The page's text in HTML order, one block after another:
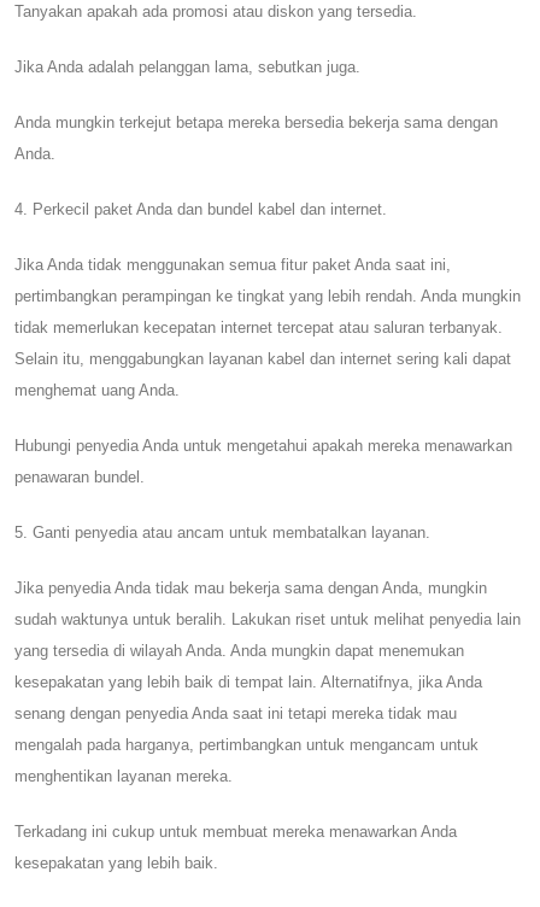
Tanyakan apakah ada promosi atau diskon yang tersedia.
Jika Anda adalah pelanggan lama, sebutkan juga.
Anda mungkin terkejut betapa mereka bersedia bekerja sama dengan
Anda.
4. Perkecil paket Anda dan bundel kabel dan internet.
Jika Anda tidak menggunakan semua fitur paket Anda saat ini,
pertimbangkan perampingan ke tingkat yang lebih rendah. Anda mungkin
tidak memerlukan kecepatan internet tercepat atau saluran terbanyak.
Selain itu, menggabungkan layanan kabel dan internet sering kali dapat
menghemat uang Anda.
Hubungi penyedia Anda untuk mengetahui apakah mereka menawarkan
penawaran bundel.
5. Ganti penyedia atau ancam untuk membatalkan layanan.
Jika penyedia Anda tidak mau bekerja sama dengan Anda, mungkin
sudah waktunya untuk beralih. Lakukan riset untuk melihat penyedia lain
yang tersedia di wilayah Anda. Anda mungkin dapat menemukan
kesepakatan yang lebih baik di tempat lain. Alternatifnya, jika Anda
senang dengan penyedia Anda saat ini tetapi mereka tidak mau
mengalah pada harganya, pertimbangkan untuk mengancam untuk
menghentikan layanan mereka.
Terkadang ini cukup untuk membuat mereka menawarkan Anda
kesepakatan yang lebih baik.